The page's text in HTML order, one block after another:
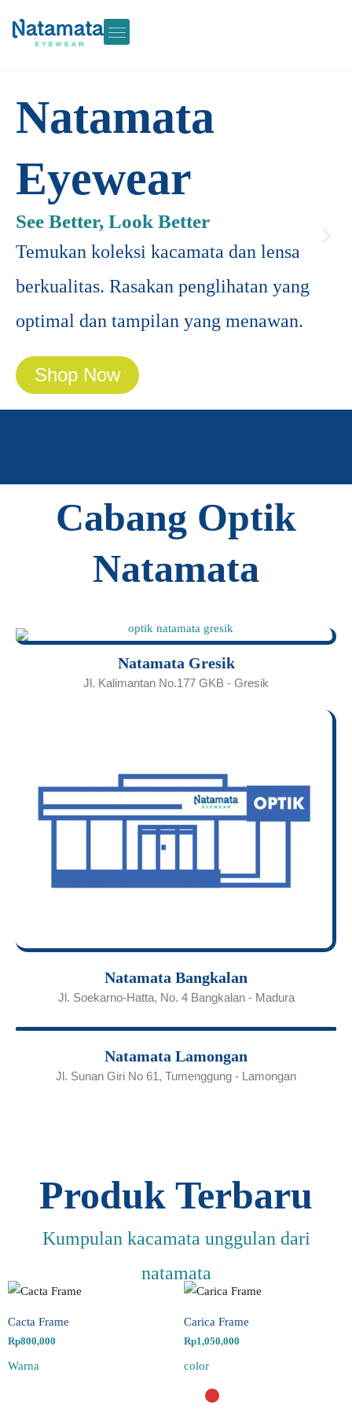
Natamata
Eyewear
See Better, Look Better
Temukan koleksi kacamata dan lensa
berkualitas. Rasakan penglihatan yang
optimal dan tampilan yang menawan.
Shop Now
Cabang Optik
Natamata
Natamata Gresik
Jl. Kalimantan No.177 GKB - Gresik
Natamata Bangkalan
Jl. Soekarno-Hatta, No. 4 Bangkalan - Madura
Natamata Lamongan
Jl. Sunan Giri No 61, Tumenggung - Lamongan
Produk Terbaru
Kumpulan kacamata unggulan dari
natamata
Cacta Frame
Rp800,000
Warna
Carica Frame
Rp1,050,000
color